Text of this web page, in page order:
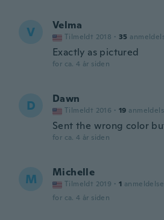
V Velma
Tilmeldt 2018 · 35
Exactly as pictured
for ca. 4 år siden
D Dawn
Tilmeldt 2016 · 19
Sent the wrong color
for ca. 4 år siden
M Michelle
Tilmeldt 2019 · 1
for ca. 4 år siden